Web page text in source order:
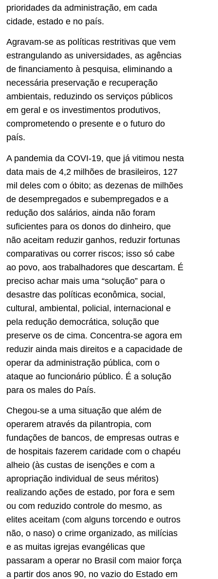
prioridades da administração, em cada
cidade, estado e no país.
Agravam-se as políticas restritivas que vem
estrangulando as universidades, as agências
de financiamento à pesquisa, eliminando a
necessária preservação e recuperação
ambientais, reduzindo os serviços públicos
em geral e os investimentos produtivos,
comprometendo o presente e o futuro do
país.
A pandemia da COVI-19, que já vitimou nesta
data mais de 4,2 milhões de brasileiros, 127
mil deles com o óbito; as dezenas de milhões
de desempregados e subempregados e a
redução dos salários, ainda não foram
suficientes para os donos do dinheiro, que
não aceitam reduzir ganhos, reduzir fortunas
comparativas ou correr riscos; isso só cabe
ao povo, aos trabalhadores que descartam. É
preciso achar mais uma “solução” para o
desastre das políticas econômica, social,
cultural, ambiental, policial, internacional e
pela redução democrática, solução que
preserve os de cima. Concentra-se agora em
reduzir ainda mais direitos e a capacidade de
operar da administração pública, com o
ataque ao funcionário público. É a solução
para os males do País.
Chegou-se a uma situação que além de
operarem através da pilantropia, com
fundações de bancos, de empresas outras e
de hospitais fazerem caridade com o chapéu
alheio (às custas de isenções e com a
apropriação individual de seus méritos)
realizando ações de estado, por fora e sem
ou com reduzido controle do mesmo, as
elites aceitam (com alguns torcendo e outros
não, o naso) o crime organizado, as milícias
e as muitas igrejas evangélicas que
passaram a operar no Brasil com maior força
a partir dos anos 90, no vazio do Estado em